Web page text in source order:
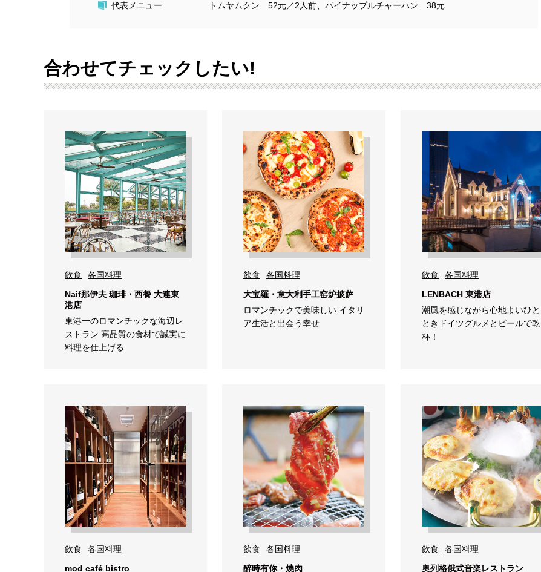
代表メニュー トムヤムクン 52元／2人前、パイナップルチャーハン 38元
合わせてチェックしたい!
飲食
各国料理
Naif那伊夫 珈琲・西餐 大連東
港店
東港一のロマンチックな海辺レ
ストラン 高品質の食材で誠実に
料理を仕上げる
飲食
各国料理
大宝羅・意大利手工窑炉披萨
ロマンチックで美味しい イタリ
ア生活と出会う幸せ
飲食
各国料理
LENBACH 東港店
潮風を感じながら心地よいひと
ときドイツグルメとビールで乾
杯！
飲食
各国料理
mod café bistro
飲食
各国料理
醉時有你・燒肉
飲食
各国料理
奥列格俄式音楽レストラン